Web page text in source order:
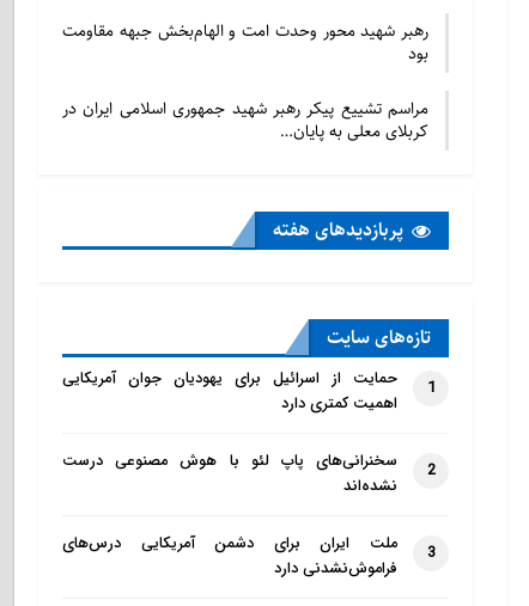
رهبر شهید محور وحدت امت و الهام‌بخش جبهه مقاومت
بود
مراسم تشییع پیکر رهبر شهید جمهوری اسلامی ایران در
کربلای معلی به پایان…
پربازدید‌های هفته
تازه‌‌های سایت
1
حمایت از اسرائیل برای یهودیان جوان آمریکایی
اهمیت کمتری دارد
2
سخنرانی‌های پاپ لئو با هوش مصنوعی درست
نشده‌اند
3
ملت ایران برای دشمن آمریکایی درس‌های
فراموش‌نشدنی دارد